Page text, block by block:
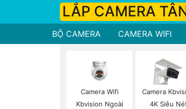
LẮP CAMERA
BỘ CAMERA CAMERA WIFI
Camera Wifi
Kbvision Ngoài
Camera
4K Siêu